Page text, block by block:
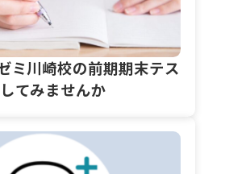
ミ川崎校の前期期末テス
てみませんか